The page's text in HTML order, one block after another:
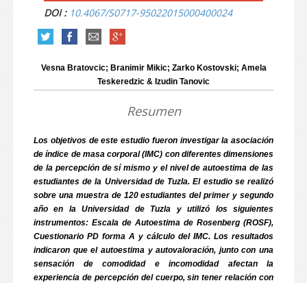
DOI : 10.4067/S0717-95022015000400024
Vesna Bratovcic; Branimir Mikic; Zarko Kostovski; Amela
Teskeredzic & Izudin Tanovic
Resumen
Los objetivos de este estudio fueron investigar la asociación
de índice de masa corporal (IMC) con diferentes dimensiones
de la percepción de sí mismo y el nivel de autoestima de las
estudiantes de la Universidad de Tuzla. El estudio se realizó
sobre una muestra de 120 estudiantes del primer y segundo
año en la Universidad de Tuzla y utilizó los siguientes
instrumentos: Escala de Autoestima de Rosenberg (ROSF),
Cuestionario PD forma A y cálculo del IMC. Los resultados
indicaron que el autoestima y autovaloración, junto con una
sensación de comodidad e incomodidad afectan la
experiencia de percepción del cuerpo, sin tener relación con